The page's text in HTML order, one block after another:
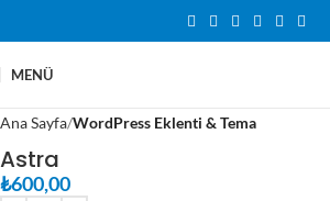
MENÜ
Ana Sayfa WordPress Eklenti & Tema
Astra
₺600,00